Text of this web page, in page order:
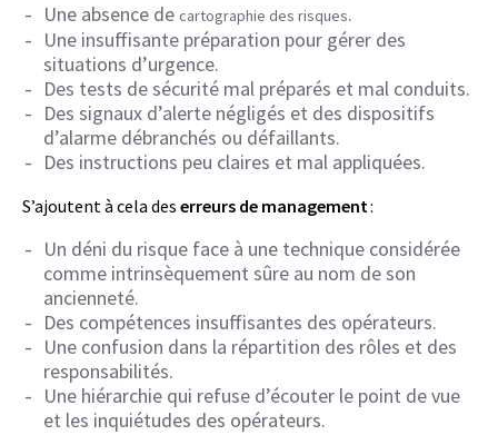
Une absence de cartographie des risques.
Une insuffisante préparation pour gérer des
situations d’urgence.
Des tests de sécurité mal préparés et mal conduits.
Des signaux d’alerte négligés et des dispositifs
d’alarme débranchés ou défaillants.
Des instructions peu claires et mal appliquées.
S’ajoutent à cela des erreurs de management:
Un déni du risque face à une technique considérée
comme intrinsèquement sûre au nom de son
ancienneté.
Des compétences insuffisantes des opérateurs.
Une confusion dans la répartition des rôles et des
responsabilités.
Une hiérarchie qui refuse d’écouter le point de vue
et les inquiétudes des opérateurs.